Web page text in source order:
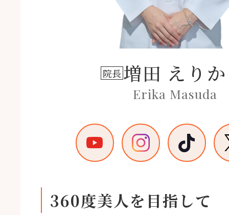
院長増田 えりか
Erika Masuda
360度美人を目指して